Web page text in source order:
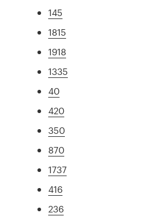
145
1815
1918
1335
40
420
350
870
1737
416
236